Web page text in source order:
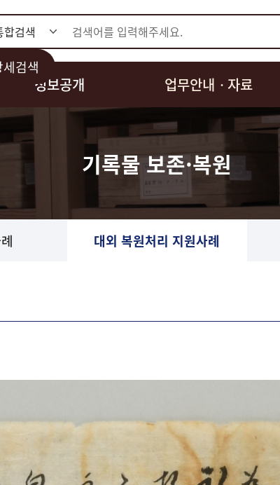
색
검색
정보공개 업무안내ㆍ자료
기록물 보존·복원
대외 복원처리 지원사례